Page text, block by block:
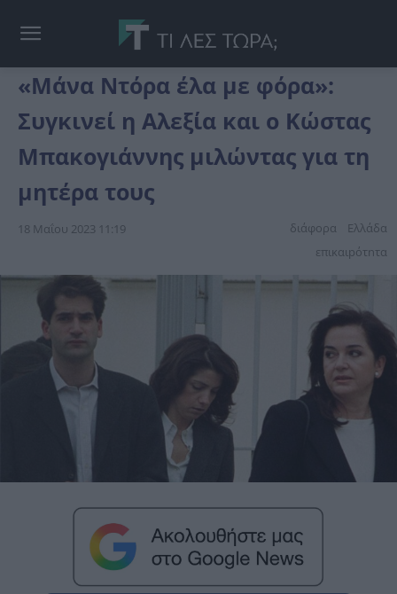
«Μάνα Ντόρα έλα με φόρα»:
Συγκινεί η Αλεξία και ο Κώστας
Μπακογιάννης μιλώντας για τη
μητέρα τους
18 Μαΐου 2023 11:19 διάφορα
Ελλάδα
επικαιpότnτα